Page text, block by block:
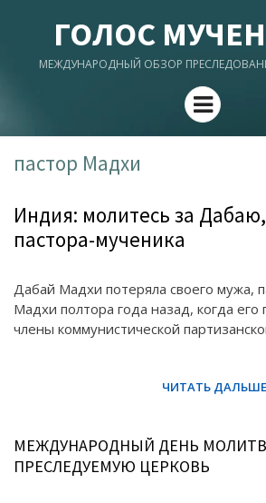
ГОЛОС
МЕЖДУНАРОДНЫЙ ОБЗОР
Menu
пастор Мадхи
Индия: молитесь за
пастора-мученика
Дабай Мадхи потеряла своего мужа,
Мадхи полтора года назад, когда его
члены коммунистической
МЕЖДУНАРОДНЫЙ ДЕНЬ
ПРЕСЛЕДУЕМУЮ ЦЕРКОВЬ